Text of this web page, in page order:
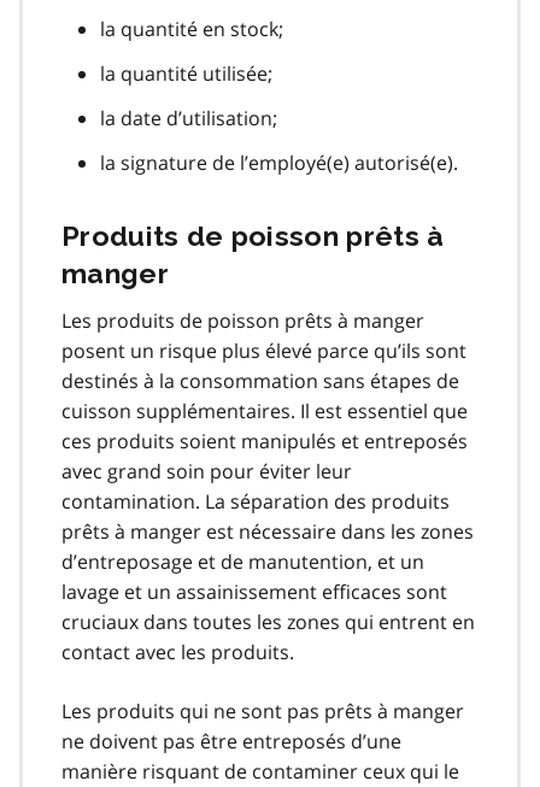
la quantité en stock;
la quantité utilisée;
la date d’utilisation;
la signature de l’employé(e) autorisé(e).
Produits de poisson prêts à
manger
Les produits de poisson prêts à manger
posent un risque plus élevé parce qu’ils sont
destinés à la consommation sans étapes de
cuisson supplémentaires. Il est essentiel que
ces produits soient manipulés et entreposés
avec grand soin pour éviter leur
contamination. La séparation des produits
prêts à manger est nécessaire dans les zones
d’entreposage et de manutention, et un
lavage et un assainissement efficaces sont
cruciaux dans toutes les zones qui entrent en
contact avec les produits.
Les produits qui ne sont pas prêts à manger
ne doivent pas être entreposés d’une
manière risquant de contaminer ceux qui le